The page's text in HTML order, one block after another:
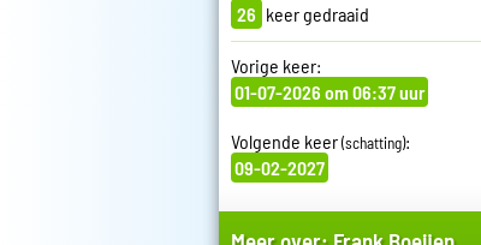
26 keer gedraaid
Vorige keer:
01-07-2026 om 06:37 uur
Volgende keer(schatting):
09-02-2027